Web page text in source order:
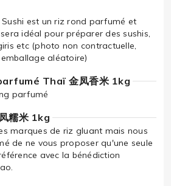
est un riz rond parfumé et
idéal pour préparer des sushis,
etc (photo non contractuelle,
aléatoire)
Thaï 金凤香米 1kg
parfumé
糯米 1kg
marques de riz gluant mais nous
de ne vous proposer qu'une seule
avec la bénédiction